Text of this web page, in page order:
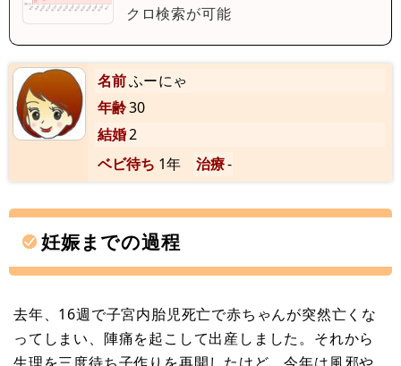
クロ検索が可能
名前ふーにゃ
年齢30
結婚2
ベビ待ち 1年 治療-
妊娠までの過程
去年、16週で子宮内胎児死亡で赤ちゃんが突然亡くな
ってしまい、陣痛を起こして出産しました。それから
生理を三度待ち子作りを再開したけど、今年は風邪や